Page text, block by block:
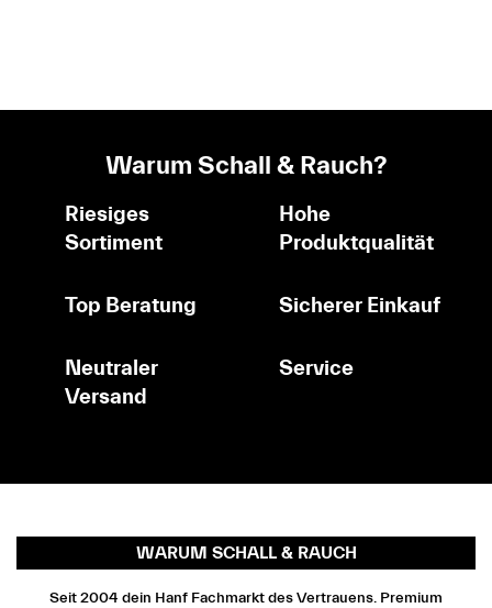
Warum Schall & Rauch?
Riesiges
Sortiment
Hohe
Produktqualität
Top Beratung Sicherer Einkauf
Neutraler
Versand
Service
WARUM SCHALL & RAUCH
Seit 2004 dein Hanf Fachmarkt des Vertrauens. Premium